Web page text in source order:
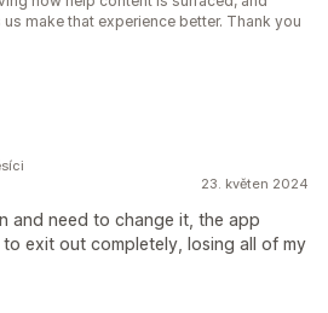
make that experience better. Thank you
23. květen 2024
and need to change it, the app
exit out completely, losing all of my